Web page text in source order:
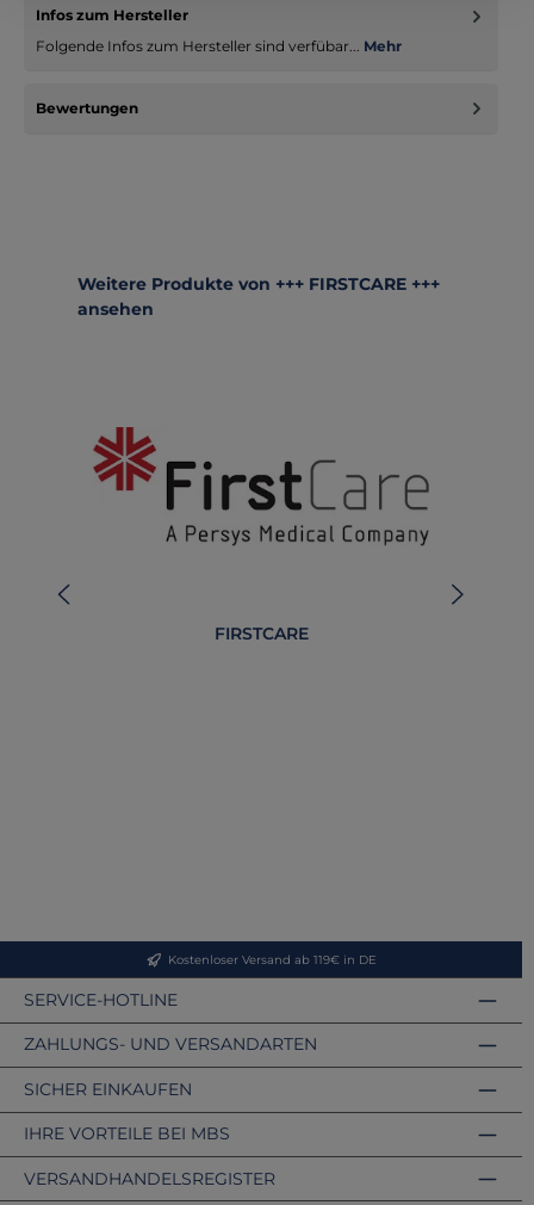
Infos zum Hersteller
Folgende Infos zum Hersteller sind verfübar... Mehr
Bewertungen
Produktgalerie überspringen
Weitere Produkte von +++ FIRSTCARE +++
ansehen
FIRSTCARE
Kostenloser Versand ab 119€ in DE
SERVICE-HOTLINE
ZAHLUNGS- UND VERSANDARTEN
VERSANDHANDELSREGISTER
SICHER EINKAUFEN
IHRE VORTEILE BEI MBS